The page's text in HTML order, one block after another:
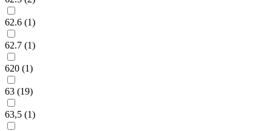
62.6 (1)
62.7 (1)
620 (1)
63 (19)
63,5 (1)